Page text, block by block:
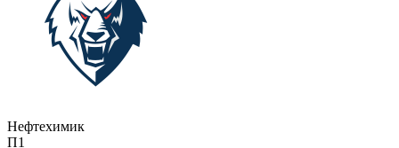
Нефтехимик
П1